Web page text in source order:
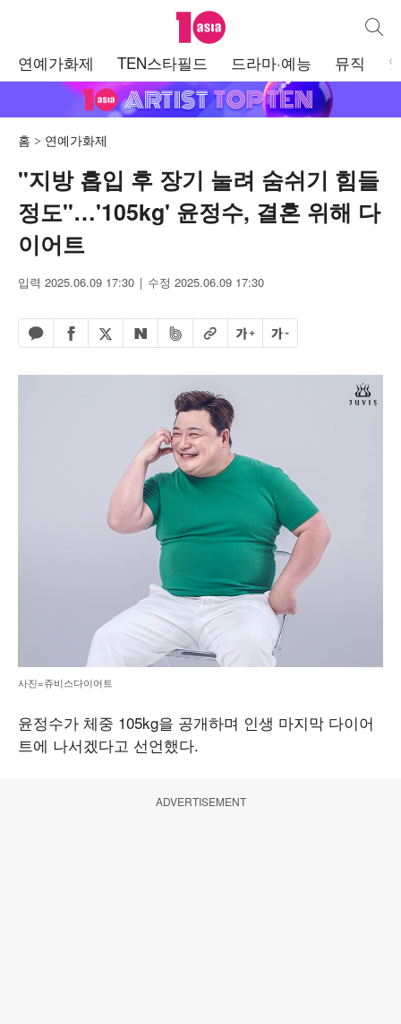
텐아시아 통합
연예가화제 TEN스타필드 드라마·예능 뮤직
홈 연예가화제
"지방 흡입 후 장기 눌려 숨쉬기 힘들
정도"…'105kg' 윤정수, 결혼 위해 다
이어트
입력 2025.06.09 17:30 수정 2025.06.09 17:30
카카오톡 공유하기
페이스북 공유하기
엑스 공유하기
네이버 공유하기
밴드 공유하기
URL복사글자 크게글자 작게
사진=쥬비스다이어트
윤정수가 체중 105kg을 공개하며 인생 마지막 다이어
트에 나서겠다고 선언했다.
ADVERTISEMENT